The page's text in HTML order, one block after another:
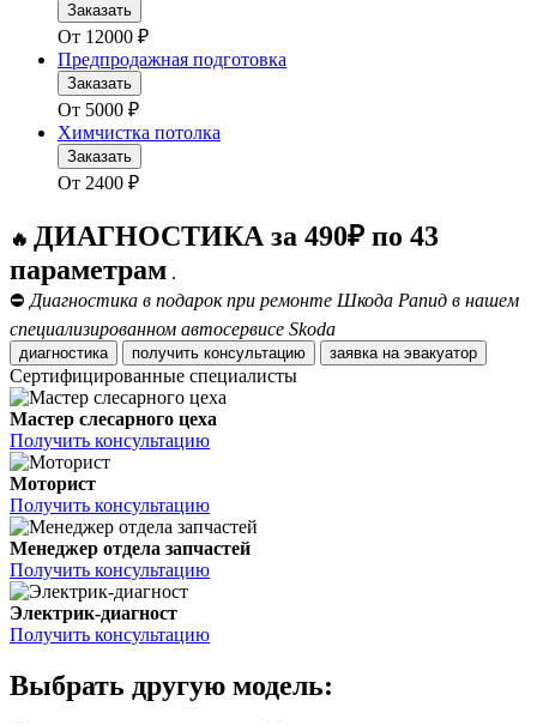
Заказать
От 12000 ₽
Предпродажная подготовка
Заказать
От 5000 ₽
Химчистка потолка
Заказать
От 2400 ₽
🔥 ДИАГНОСТИКА за 490₽ по 43
параметрам .
⛔ Диагностика в подарок при ремонте Шкода Рапид в нашем
специализированном автосервисе Skoda
диагностика получить консультацию заявка на эвакуатор
Сертифицированные специалисты
Мастер слесарного цеха
Получить консультацию
Моторист
Получить консультацию
Менеджер отдела запчастей
Получить консультацию
Электрик-диагност
Получить консультацию
Выбрать другую модель: